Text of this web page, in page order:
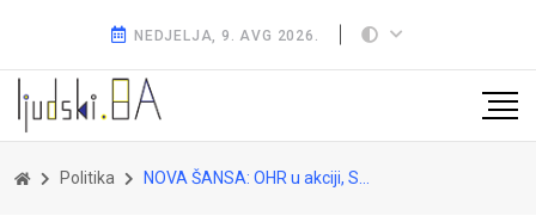
NEDJELJA, 9. AVG 2026.
Politika NOVA ŠANSA: OHR u akciji, SNSD u panici